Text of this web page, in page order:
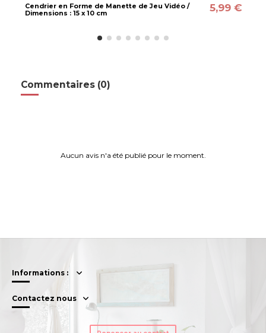
Cendrier en Forme de Manette de Jeu Vidéo /
Dimensions : 15 x 10 cm
5,99 €
Commentaires (0)
Aucun avis n'a été publié pour le moment.
Informations :
Contactez nous